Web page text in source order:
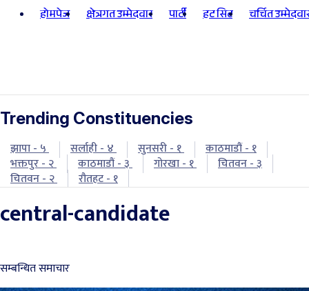
होमपेज क्षेत्रगत उम्मेदवार पार्टी हट सिट चर्चित
Trending Constituencies
झापा - ५ सर्लाही - ४ सुनसरी - १
काठमाडौं - १
भक्तपुर - २
काठमाडौं - ३ गोरखा - १
चितवन - ३
चितवन - २
रौतहट - १
central-candidate
सम्बन्धित समाचार